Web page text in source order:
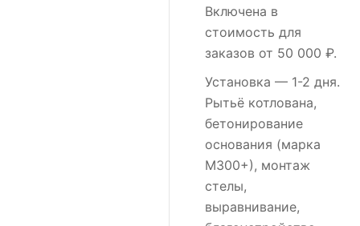
Включена в
стоимость для
заказов от 50 000 ₽.
Установка — 1-2 дня.
Рытьё котлована,
бетонирование
основания (марка
М300+), монтаж
стелы,
выравнивание,